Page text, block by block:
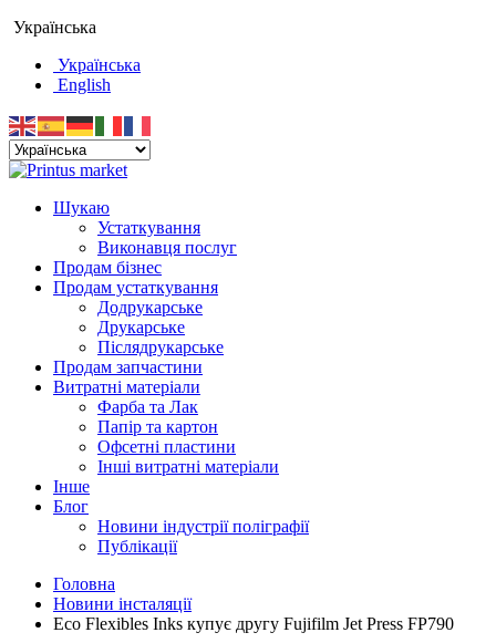
Українська
Українська
English
Шукаю
Устаткування
Виконавця послуг
Продам бізнес
Продам устаткування
Додрукарське
Друкарське
Післядрукарське
Продам запчастини
Витратні матеріали
Фарба та Лак
Папір та картон
Офсетні пластини
Інші витратні матеріали
Інше
Блог
Новини індустрії поліграфії
Публікації
Головна
Новини інсталяції
Eco Flexibles Inks купує другу Fujifilm Jet Press FP790